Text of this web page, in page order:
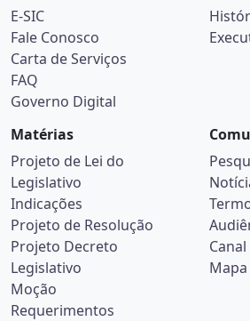
E-SIC
Fale Conosco
Carta de Serviços
FAQ
Governo Digital
Matérias
Projeto de Lei do
Legislativo
Indicações
Projeto de Resolução
Projeto Decreto
Legislativo
Moção
Requerimentos